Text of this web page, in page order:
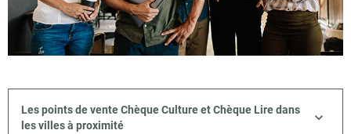
Les points de vente Chèque Culture et Chèque Lire dans
les villes à proximité